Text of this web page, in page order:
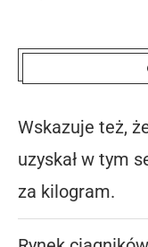
Wskazuje też,
uzyskał w tym
za kilogram.